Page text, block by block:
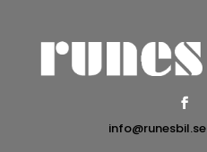
info@runesbil.se